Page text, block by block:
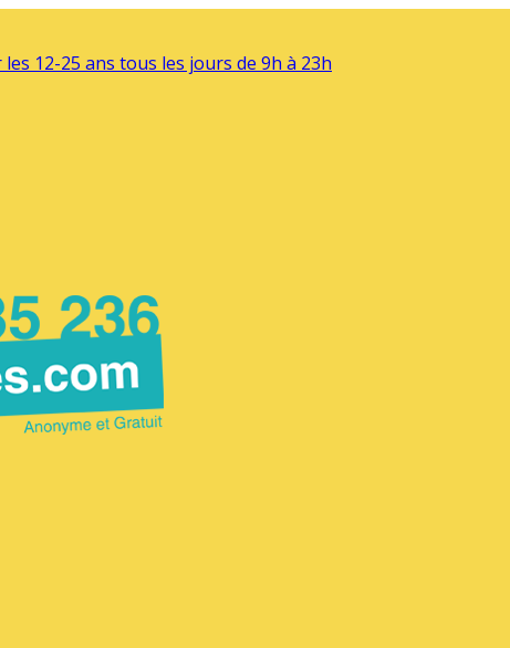
12-25 ans tous les jours de 9h à 23h